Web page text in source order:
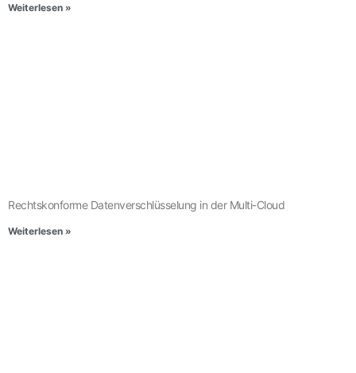
Weiterlesen »
Rechtskonforme Datenverschlüsselung in der Multi-Cloud
Weiterlesen »